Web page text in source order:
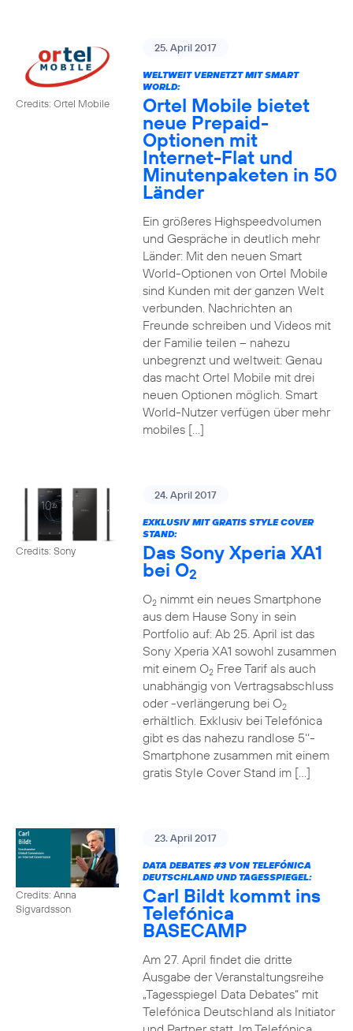
Credits: Ortel Mobile
25. April 2017
WELTWEIT VERNETZT MIT SMART
WORLD:
Ortel Mobile bietet
neue Prepaid-
Optionen mit
Internet-Flat und
Minutenpaketen in 50
Länder
Ein größeres Highspeedvolumen
und Gespräche in deutlich mehr
Länder: Mit den neuen Smart
World-Optionen von Ortel Mobile
sind Kunden mit der ganzen Welt
verbunden. Nachrichten an
Freunde schreiben und Videos mit
der Familie teilen – nahezu
unbegrenzt und weltweit: Genau
das macht Ortel Mobile mit drei
neuen Optionen möglich. Smart
World-Nutzer verfügen über mehr
mobiles […]
Credits: Sony
24. April 2017
EXKLUSIV MIT GRATIS STYLE COVER
STAND:
Das Sony Xperia XA1
bei O2
O2nimmt ein neues Smartphone
aus dem Hause Sony in sein
Portfolio auf: Ab 25. April ist das
Sony Xperia XA1 sowohl zusammen
mit einem O2Free Tarif als auch
unabhängig von Vertragsabschluss
oder -verlängerung bei O2
erhältlich. Exklusiv bei Telefónica
gibt es das nahezu randlose 5‘‘-
Smartphone zusammen mit einem
gratis Style Cover Stand im […]
Credits: Anna
Sigvardsson
23. April 2017
DATA DEBATES #3VON TELEFÓNICA
DEUTSCHLAND UND TAGESSPIEGEL:
Carl Bildt kommt ins
Telefónica
BASECAMP
Am 27. April findet die dritte
Ausgabe der Veranstaltungsreihe
„Tagesspiegel Data Debates“ mit
Telefónica Deutschland als Initiator